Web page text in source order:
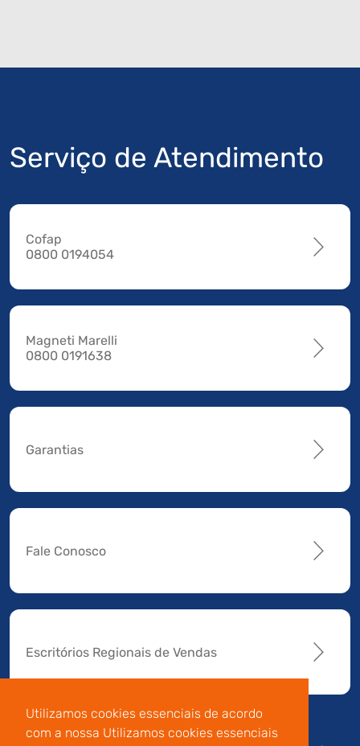
Utilizamos cookies essenciais de acordo
com a nossa Utilizamos cookies essenciais
Serviço de Atendimento
Cofap
0800 0194054
Magneti Marelli
0800 0191638
Garantias
Fale Conosco
Escritórios Regionais de Vendas